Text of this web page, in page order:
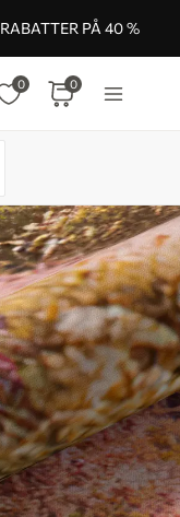
RABATTER PÅ 40 %
0 0